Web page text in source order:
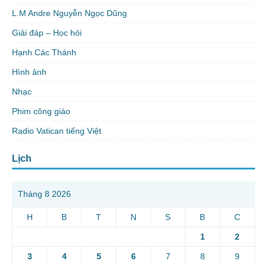
L.M Andre Nguyễn Ngọc Dũng
Giải đáp – Học hỏi
Hạnh Các Thánh
Hình ảnh
Nhạc
Phim công giáo
Radio Vatican tiếng Việt
Lịch
Tháng 8 2026
H B T N S B C
1 2
3 4 5 6 7 8 9